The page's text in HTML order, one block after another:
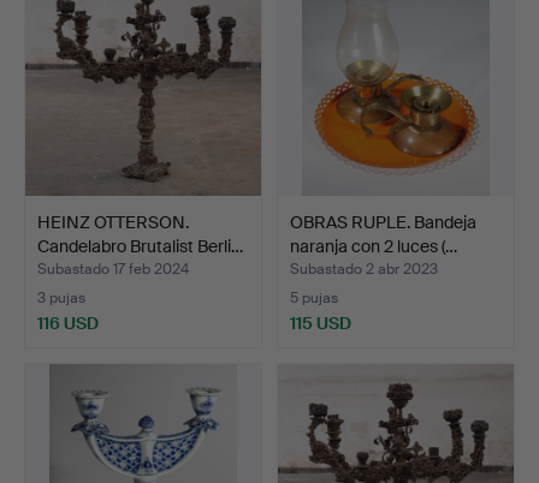
HEINZ OTTERSON.
Candelabro Brutalist Berli…
Subastado 17 feb 2024
3 pujas
116 USD
OBRAS RUPLE. Bandeja
naranja con 2 luces (…
Subastado 2 abr 2023
5 pujas
115 USD